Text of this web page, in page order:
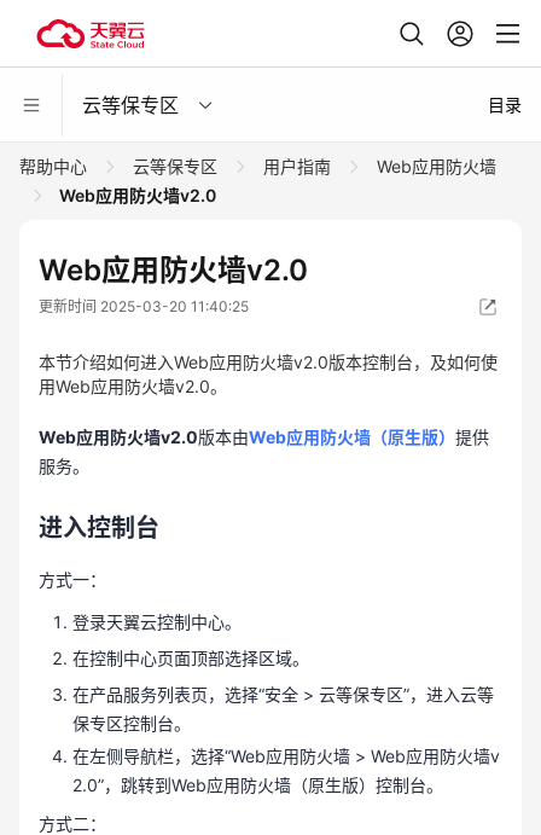
云等保专区 目录
帮助中心 云等保专区 用户指南
Web应用防火墙
Web应用防火墙v2.0
Web应用防火墙v2.0
更新时间 2025-03-20 11:40:25
本节介绍如何进入Web应用防火墙v2.0版本控制台，及如何使
用Web应用防火墙v2.0。
Web应用防火墙v2.0版本由Web应用防火墙（原生版） 提供
服务。
进入控制台
方式一：
登录天翼云控制中心。
在控制中心页面顶部选择区域。
在产品服务列表页，选择“安全 > 云等保专区”，进入云等
保专区控制台。
在左侧导航栏，选择“Web应用防火墙 > Web应用防火墙v
2.0”，跳转到Web应用防火墙（原生版）控制台。
方式二：